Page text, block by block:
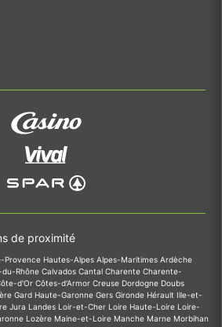
de proximité
Provence Hautes-Alpes Alpes-Maritimes Ardèche
du-Rhône Calvados Cantal Charente Charente-
d'Or Côtes-d'Armor Creuse Dordogne Doubs
Gard Haute-Garonne Gers Gironde Hérault Ille-et-
Jura Landes Loir-et-Cher Loire Haute-Loire Loire-
Lozère Maine-et-Loire Manche Marne Morbihan